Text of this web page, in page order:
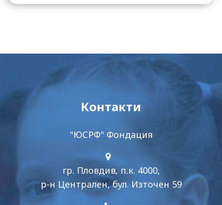
Контакти
"ЮСРФ" Фондация
гр. Пловдив, п.к. 4000,
р-н Централен, бул. Източен 59